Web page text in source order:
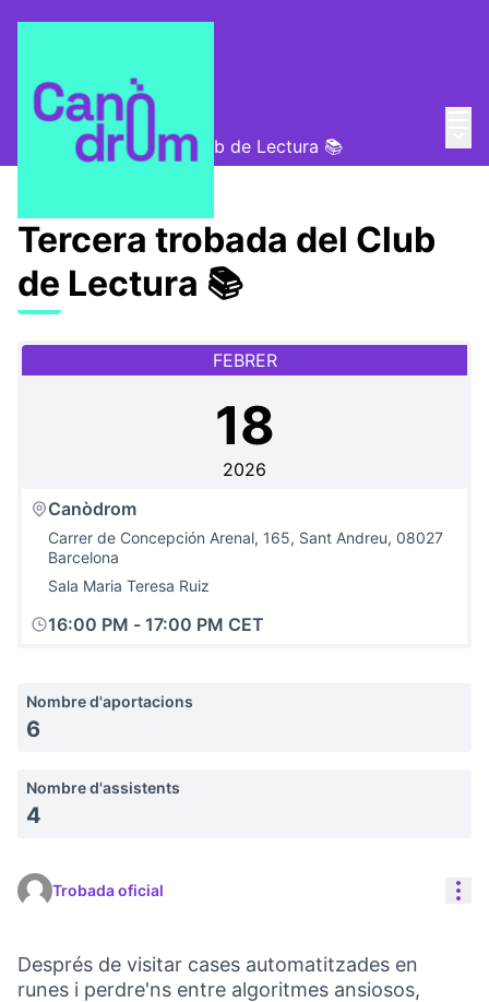
Convocatòries
Tercera trobada del Club de Lectura 📚
Tercera trobada del Club
de Lectura 📚
FEBRER
18
2026
Canòdrom
Carrer de Concepción Arenal, 165, Sant Andreu, 08027
Barcelona
Sala Maria Teresa Ruiz
16:00 PM - 17:00 PM CET
Nombre d'aportacions
6
Nombre d'assistents
4
Trobada oficial
Després de visitar cases automatitzades en
runes i perdre'ns entre algoritmes ansiosos,